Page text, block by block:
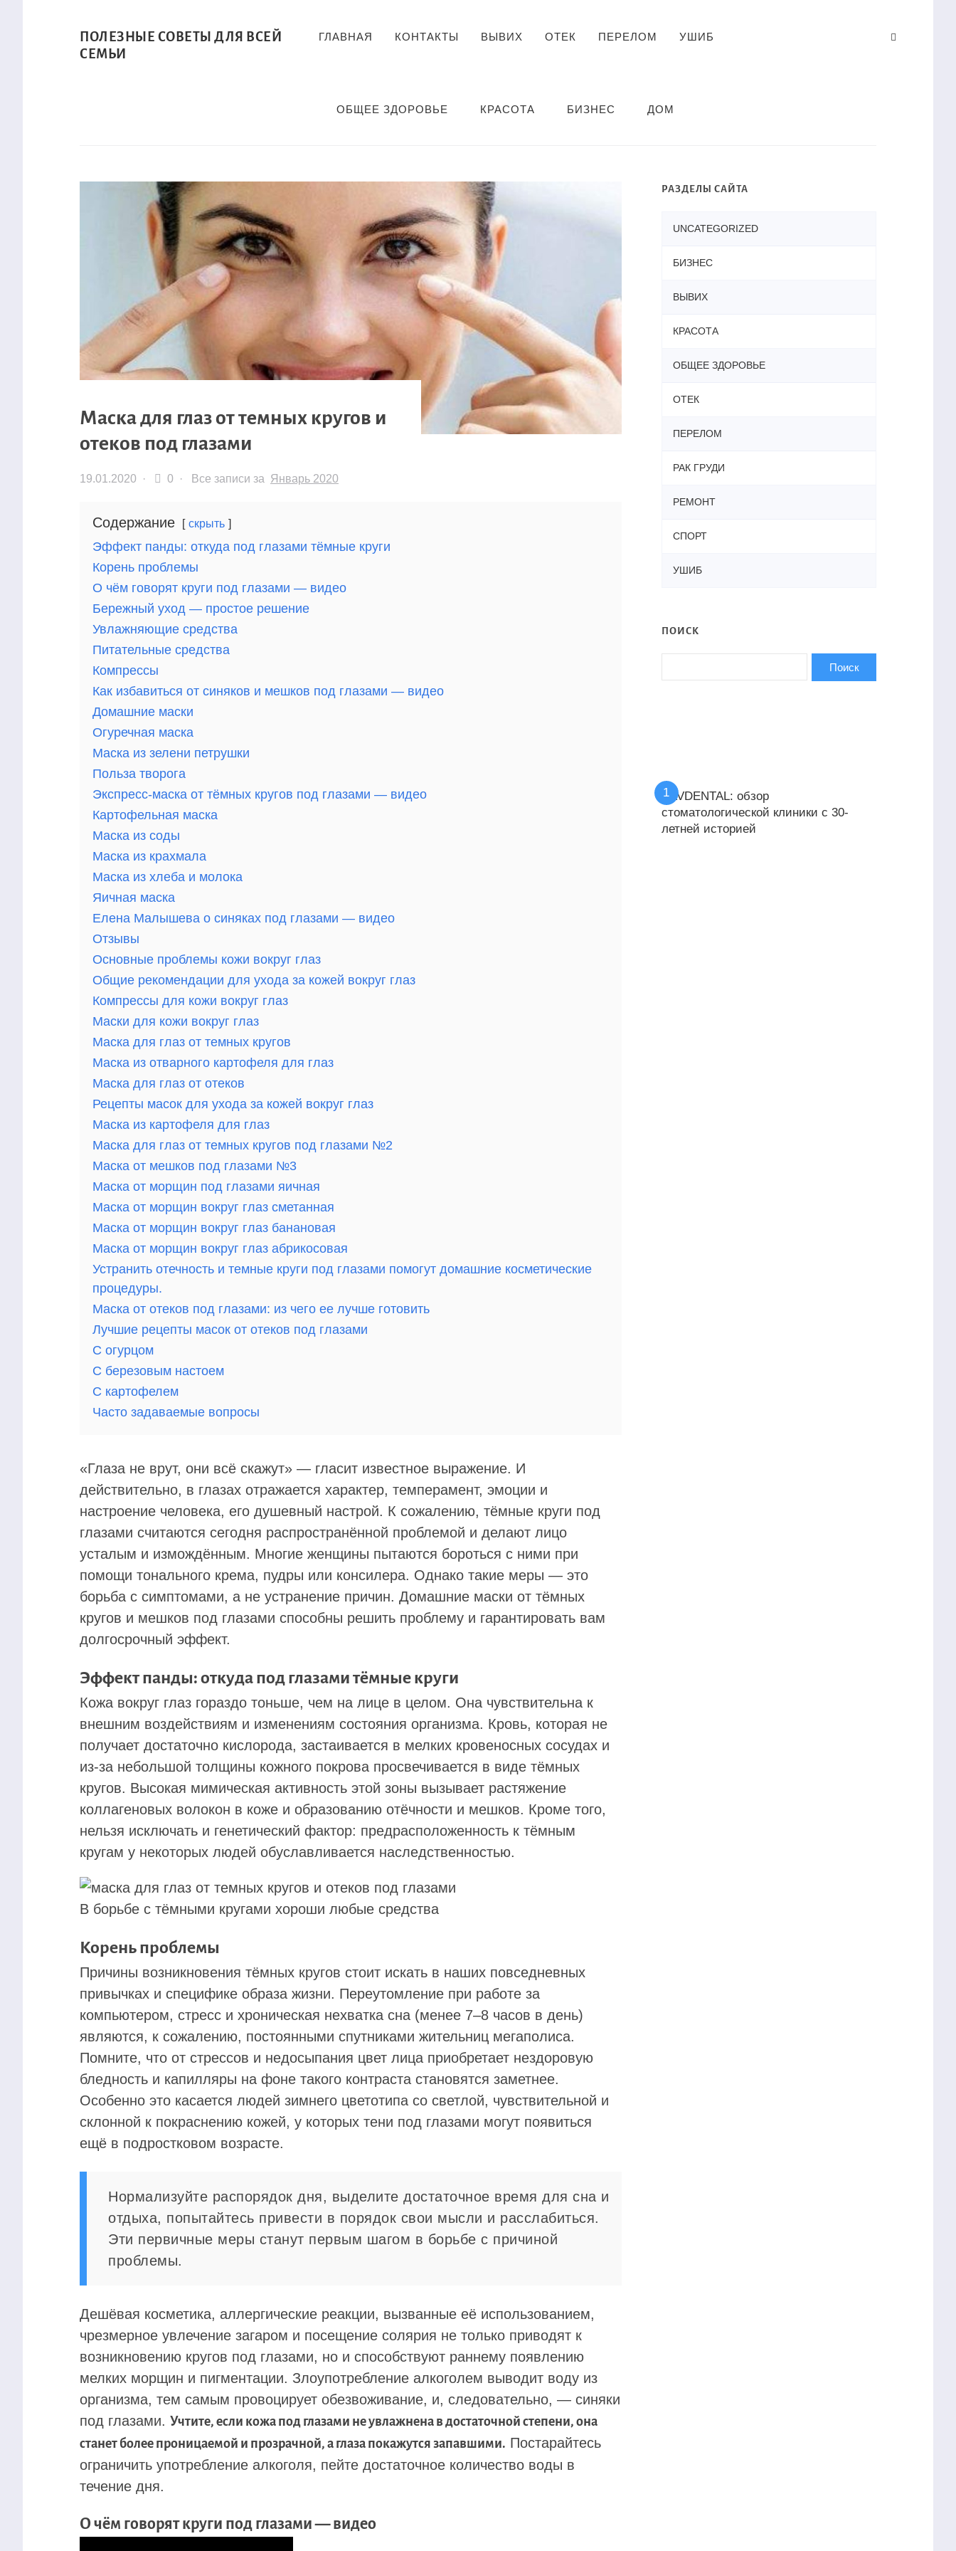
ПОЛЕЗНЫЕ СОВЕТЫ ДЛЯ ВСЕЙ
СЕМЬИ
ГЛАВНАЯ КОНТАКТЫ ВЫВИХ ОТЕК ПЕРЕЛОМ УШИБ
ОБЩЕЕ ЗДОРОВЬЕ КРАСОТА БИЗНЕС ДОМ
Маска для глаз от темных кругов и
отеков под глазами
19.01.2020 · 0 · Все записи за Январь 2020
Содержание скрыть
Эффект панды: откуда под глазами тёмные круги
Корень проблемы
О чём говорят круги под глазами — видео
Бережный уход — простое решение
Увлажняющие средства
Питательные средства
Компрессы
Как избавиться от синяков и мешков под глазами — видео
Домашние маски
Огуречная маска
Маска из зелени петрушки
Польза творога
Экспресс-маска от тёмных кругов под глазами — видео
Картофельная маска
Маска из соды
Маска из крахмала
Маска из хлеба и молока
Яичная маска
Елена Малышева о синяках под глазами — видео
Отзывы
Основные проблемы кожи вокруг глаз
Общие рекомендации для ухода за кожей вокруг глаз
Компрессы для кожи вокруг глаз
Маски для кожи вокруг глаз
Маска для глаз от темных кругов
Маска из отварного картофеля для глаз
Маска для глаз от отеков
Рецепты масок для ухода за кожей вокруг глаз
Маска из картофеля для глаз
Маска для глаз от темных кругов под глазами №2
Маска от мешков под глазами №3
Маска от морщин под глазами яичная
Маска от морщин вокруг глаз сметанная
Маска от морщин вокруг глаз банановая
Маска от морщин вокруг глаз абрикосовая
Устранить отечность и темные круги под глазами помогут домашние косметические
процедуры.
Маска от отеков под глазами: из чего ее лучше готовить
Лучшие рецепты масок от отеков под глазами
С огурцом
С березовым настоем
С картофелем
Часто задаваемые вопросы
«Глаза не врут, они всё скажут» — гласит известное выражение. И
действительно, в глазах отражается характер, темперамент, эмоции и
настроение человека, его душевный настрой. К сожалению, тёмные круги под
глазами считаются сегодня распространённой проблемой и делают лицо
усталым и измождённым. Многие женщины пытаются бороться с ними при
помощи тонального крема, пудры или консилера. Однако такие меры — это
борьба с симптомами, а не устранение причин. Домашние маски от тёмных
кругов и мешков под глазами способны решить проблему и гарантировать вам
долгосрочный эффект.
Эффект панды: откуда под глазами тёмные круги
Кожа вокруг глаз гораздо тоньше, чем на лице в целом. Она чувствительна к
внешним воздействиям и изменениям состояния организма. Кровь, которая не
получает достаточно кислорода, застаивается в мелких кровеносных сосудах и
из-за небольшой толщины кожного покрова просвечивается в виде тёмных
кругов. Высокая мимическая активность этой зоны вызывает растяжение
коллагеновых волокон в коже и образованию отёчности и мешков. Кроме того,
нельзя исключать и генетический фактор: предрасположенность к тёмным
кругам у некоторых людей обуславливается наследственностью.
В борьбе с тёмными кругами хороши любые средства
Корень проблемы
Причины возникновения тёмных кругов стоит искать в наших повседневных
привычках и специфике образа жизни. Переутомление при работе за
компьютером, стресс и хроническая нехватка сна (менее 7–8 часов в день)
являются, к сожалению, постоянными спутниками жительниц мегаполиса.
Помните, что от стрессов и недосыпания цвет лица приобретает нездоровую
бледность и капилляры на фоне такого контраста становятся заметнее.
Особенно это касается людей зимнего цветотипа со светлой, чувствительной и
склонной к покраснению кожей, у которых тени под глазами могут появиться
ещё в подростковом возрасте.
Нормализуйте распорядок дня, выделите достаточное время для сна и
отдыха, попытайтесь привести в порядок свои мысли и расслабиться.
Эти первичные меры станут первым шагом в борьбе с причиной
проблемы.
Дешёвая косметика, аллергические реакции, вызванные её использованием,
чрезмерное увлечение загаром и посещение солярия не только приводят к
возникновению кругов под глазами, но и способствуют раннему появлению
мелких морщин и пигментации. Злоупотребление алкоголем выводит воду из
организма, тем самым провоцирует обезвоживание, и, следовательно, — синяки
под глазами. Учтите, если кожа под глазами не увлажнена в достаточной степени, она
станет более проницаемой и прозрачной, а глаза покажутся запавшими. Постарайтесь
ограничить употребление алкоголя, пейте достаточное количество воды в
течение дня.
О чём говорят круги под глазами — видео
РАЗДЕЛЫ САЙТА
UNCATEGORIZED
БИЗНЕС
ВЫВИХ
КРАСОТА
ОБЩЕЕ ЗДОРОВЬЕ
ОТЕК
ПЕРЕЛОМ
РАК ГРУДИ
РЕМОНТ
СПОРТ
УШИБ
ПОИСК
KAVDENTAL: обзор
стоматологической клиники с 30-
летней историей